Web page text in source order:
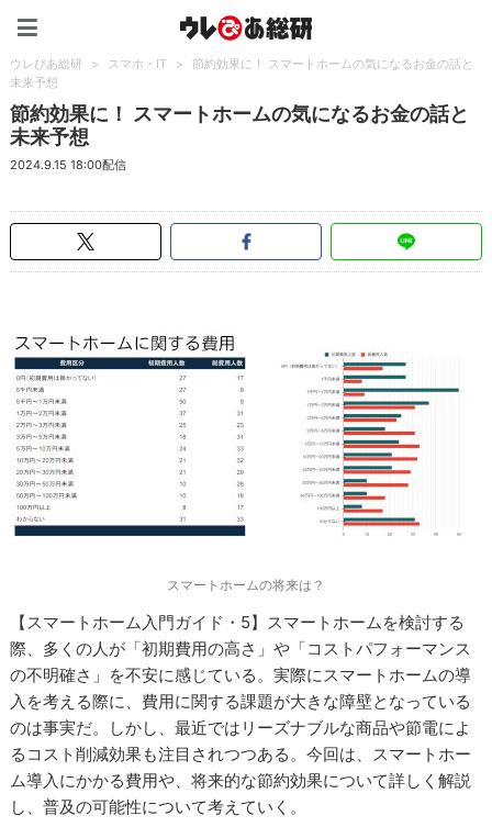
ウレぴあ総研 > スマホ・IT >
節約効果に！ スマートホームの気になるお金の話と
未来予想
節約効果に！ スマートホームの気になるお金の話と
未来予想
2024.9.15 18:00配信
スマートホームの将来は？
【スマートホーム入門ガイド・5】スマートホームを検討する
際、多くの人が「初期費用の高さ」や「コストパフォーマンス
の不明確さ」を不安に感じている。実際にスマートホームの導
入を考える際に、費用に関する課題が大きな障壁となっている
のは事実だ。しかし、最近ではリーズナブルな商品や節電によ
るコスト削減効果も注目されつつある。今回は、スマートホー
ム導入にかかる費用や、将来的な節約効果について詳しく解説
し、普及の可能性について考えていく。